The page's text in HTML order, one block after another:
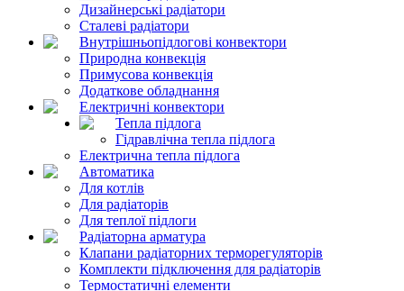
Дизайнерські радіатори
Сталеві радіатори
Внутрішньопідлогові конвектори
Природна конвекція
Примусова конвекція
Додаткове обладнання
Електричні конвектори
Тепла підлога
Гідравлічна тепла підлога
Електрична тепла підлога
Автоматика
Для котлів
Для радіаторів
Для теплої підлоги
Радіаторна арматура
Клапани радіаторних терморегуляторів
Комплекти підключення для радіаторів
Термостатичні елементи